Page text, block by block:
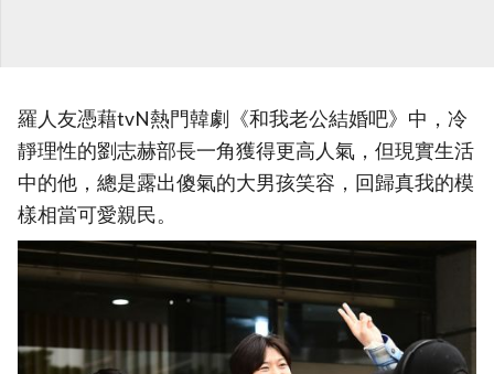
羅人友憑藉tvN熱門韓劇《和我老公結婚吧》中，冷
靜理性的劉志赫部長一角獲得更高人氣，但現實生活
中的他，總是露出傻氣的大男孩笑容，回歸真我的模
樣相當可愛親民。